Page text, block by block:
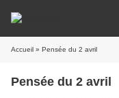
Accueil » Pensée du 2 avril
Pensée du 2 avril